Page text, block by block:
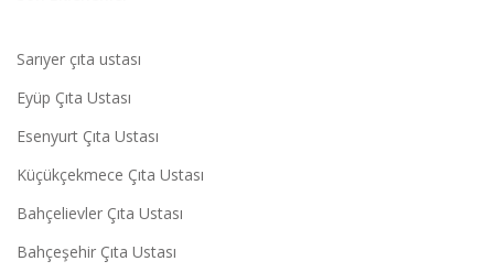
Sarıyer çıta ustası
Eyüp Çıta Ustası
Esenyurt Çıta Ustası
Küçükçekmece Çıta Ustası
Bahçelievler Çıta Ustası
Bahçeşehir Çıta Ustası